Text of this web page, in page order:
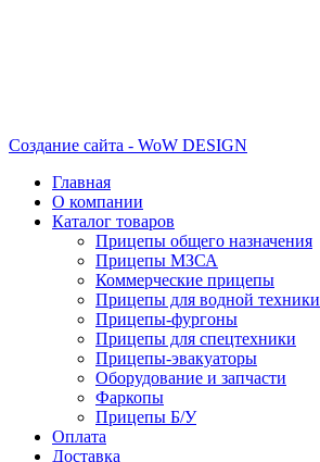
Создание сайта - WoW DESIGN
Главная
О компании
Каталог товаров
Прицепы общего назначения
Прицепы МЗСА
Коммерческие прицепы
Прицепы для водной техники
Прицепы-фургоны
Прицепы для спецтехники
Прицепы-эвакуаторы
Оборудование и запчасти
Фаркопы
Прицепы Б/У
Оплата
Доставка